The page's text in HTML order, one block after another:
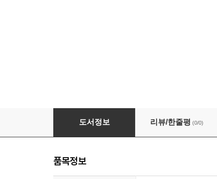
에센셜 기계공작법
도서정보 리뷰/한줄평 (0/0)
품목정보